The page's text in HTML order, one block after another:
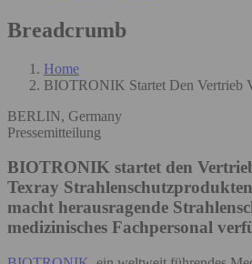
Breadcrumb
Home
BIOTRONIK Startet Den Vertrieb
BERLIN, Germany
Pressemitteilung
BIOTRONIK startet den
Texray Strahlenschutzprodukten
macht herausragende
medizinisches Fachpersonal